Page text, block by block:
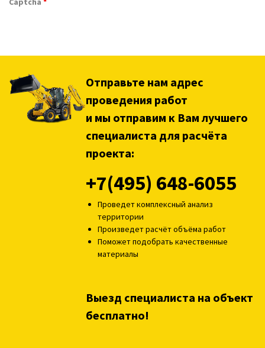
Отправьте нам адрес
проведения работ
и мы отправим к Вам лучшего
специалиста для расчёта
проекта:
+7(495) 648-6055
Проведет комплексный анализ
территории
Произведет расчёт объёма работ
Поможет подобрать качественные
материалы
Выезд специалиста на объект
бесплатно!